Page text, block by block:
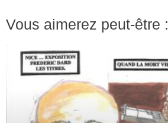
Vous aimerez peut-être :